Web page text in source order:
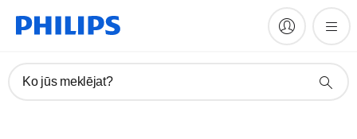
Ko jūs meklējat?